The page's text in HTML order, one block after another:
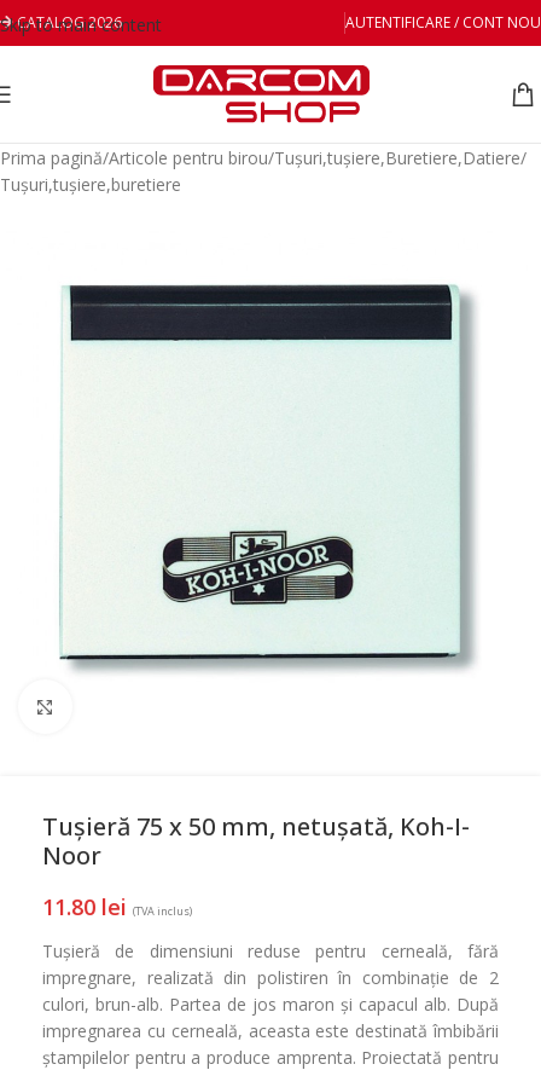
Skip to main content
CATALOG 2026 AUTENTIFICARE / CONT NOU
Prima pagină/Articole pentru birou/Tușuri,tușiere,Buretiere,Datiere/
Tușuri,tușiere,buretiere
Tușieră 75 x 50 mm, netușată, Koh-I-
Noor
11.80 lei (TVA inclus)
Tușieră de dimensiuni reduse pentru cerneală, fără
impregnare, realizată din polistiren în combinație de 2
culori, brun-alb. Partea de jos maron și capacul alb. După
impregnarea cu cerneală, aceasta este destinată îmbibării
ștampilelor pentru a produce amprenta. Proiectată pentru